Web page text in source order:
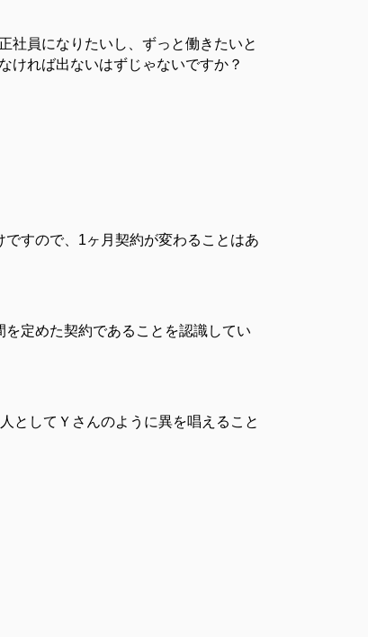
社員になりたいし、ずっと働きたいと
ければ出ないはずじゃないですか？
すので、1ヶ月契約が変わることはあ
定めた契約であることを認識してい
としてＹさんのように異を唱えること